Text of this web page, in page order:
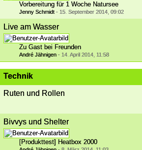
Vorbereitung für 1 Woche Natursee
Jenny Schmidt - 15. September 2014, 09:02
Live am Wasser
Zu Gast bei Freunden
André Jähnigen - 14. April 2014, 11:58
Technik
Ruten und Rollen
Bivvys und Shelter
[Produkttest] Heatbox 2000